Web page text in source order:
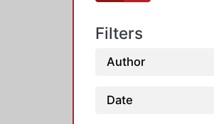
Filters
Author
Date